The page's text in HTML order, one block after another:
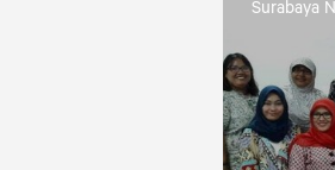
Surabaya